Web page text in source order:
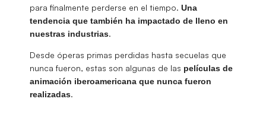
para finalmente perderse en el tiempo. Una
tendencia que también ha impactado de lleno en
nuestras industrias.
Desde óperas primas perdidas hasta secuelas que
nunca fueron, estas son algunas de las películas de
animación iberoamericana que nunca fueron
realizadas.